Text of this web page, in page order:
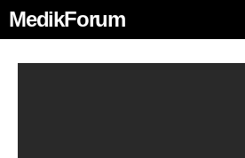
MedikForum